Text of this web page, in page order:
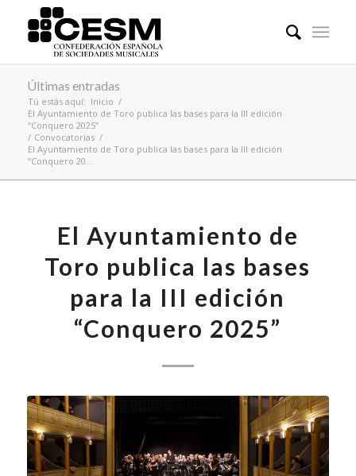
Últimas entradas
Tú estás aquí: Inicio /
El Ayuntamiento de Toro publica las bases para la III edición
“Conquero 2025”
/ Convocatorias /
El Ayuntamiento de Toro publica las bases para la III edición
“Conquero 20...
El Ayuntamiento de
Toro publica las bases
para la III edición
“Conquero 2025”